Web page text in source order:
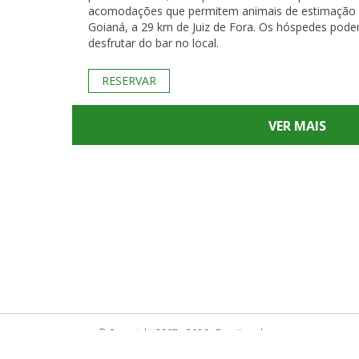
acomodações que permitem animais de estimação
Goianá, a 29 km de Juiz de Fora. Os hóspedes
desfrutar do bar no local.
RESERVAR
VER MAIS
© Copyright 2007 - 2026 · BrasiLocal